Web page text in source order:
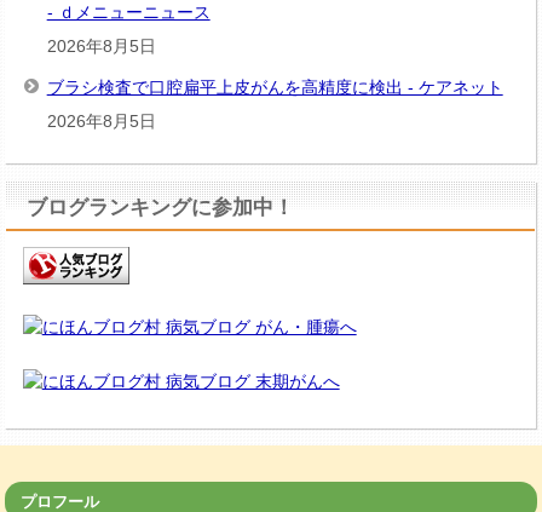
- ｄメニューニュース
2026年8月5日
ブラシ検査で口腔扁平上皮がんを高精度に検出 - ケアネット
2026年8月5日
ブログランキングに参加中！
プロフール